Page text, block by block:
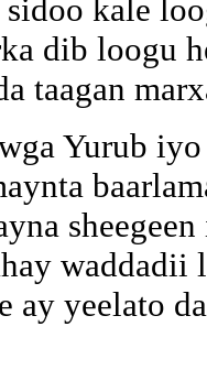
sidoo kale
dib loogu
taagan
Yurub
waddadii
ay yeelato